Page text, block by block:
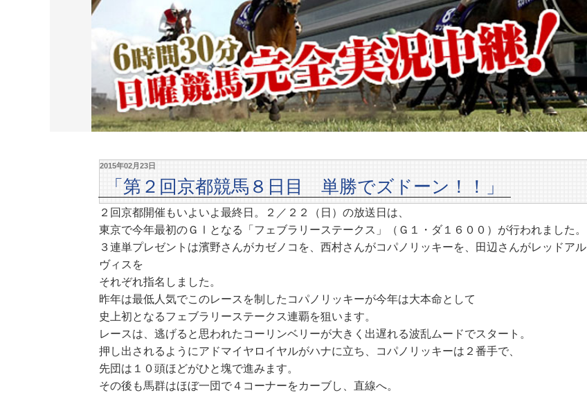
2015年02月23日
「第２回京都競馬８日目 単勝でズドーン！！」
２回京都開催もいよいよ最終日。２／２２（日）の放送日は、
東京で今年最初のＧⅠとなる「フェブラリーステークス」（Ｇ１・ダ１６００）が行われました。
３連単プレゼントは濱野さんがカゼノコを、西村さんがコパノリッキーを、田辺さんがレッドアル
ヴィスを
それぞれ指名しました。
昨年は最低人気でこのレースを制したコパノリッキーが今年は大本命として
史上初となるフェブラリーステークス連覇を狙います。
レースは、逃げると思われたコーリンベリーが大きく出遅れる波乱ムードでスタート。
押し出されるようにアドマイヤロイヤルがハナに立ち、コパノリッキーは２番手で、
先団は１０頭ほどがひと塊で進みます。
その後も馬群はほぼ一団で４コーナーをカーブし、直線へ。